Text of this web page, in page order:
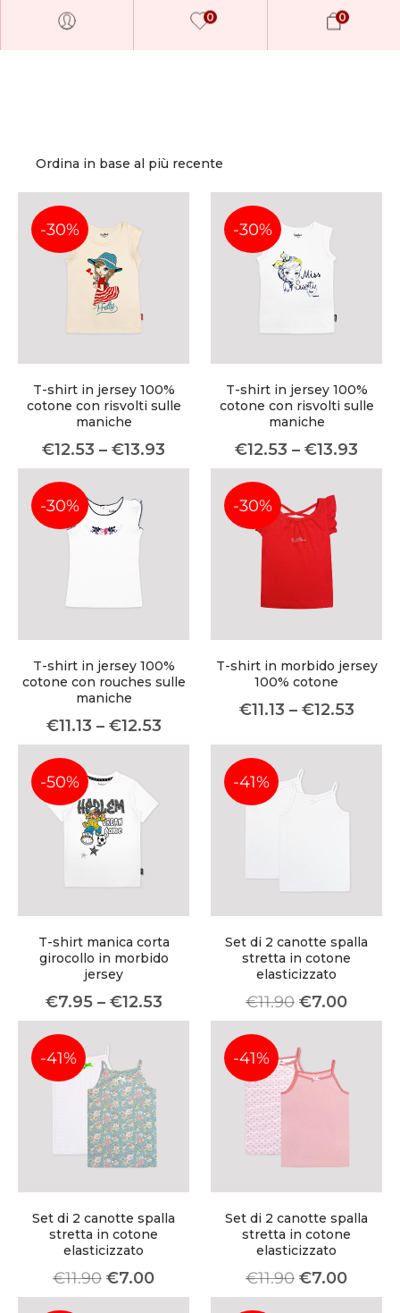
Millions of people around the world visit
sell creative assets, use smart design
faster.
About Envato
Careers
Blog
Meetups
0 0
-30%
T-shirt in jersey 100%
cotone con risvolti sulle
maniche
€12.53 – €13.93
-30%
T-shirt in jersey 100%
cotone con risvolti sulle
maniche
€12.53 – €13.93
-30%
T-shirt in jersey 100%
cotone con rouches sulle
maniche
€11.13 – €12.53
-30%
T-shirt in morbido jersey
100% cotone
€11.13 – €12.53
-50%
T-shirt manica corta
girocollo in morbido
jersey
€7.95– €12.53
-41%
Set di 2 canotte spalla
stretta in cotone
elasticizzato
€11.90 €7.00
-41%
Set di 2 canotte spalla
stretta in cotone
elasticizzato
€11.90 €7.00
-41%
Set di 2 canotte spalla
stretta in cotone
elasticizzato
€11.90 €7.00